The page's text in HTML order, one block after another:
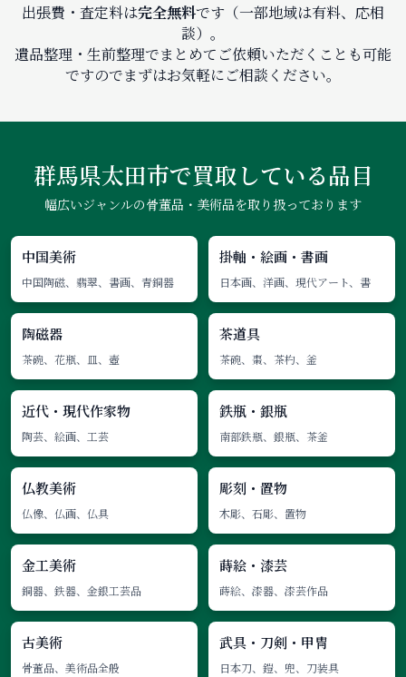
出張費・査定料は完全無料です（一部地域は有料、応相
談）。
遺品整理・生前整理でまとめてご依頼いただくことも可能
ですのでまずはお気軽にご相談ください。
群馬県太田市で買取している品目
幅広いジャンルの骨董品・美術品を取り扱っております
中国美術
中国陶磁、翡翠、書画、青銅器
掛軸・絵画・書画
日本画、洋画、現代アート、書
陶磁器
茶碗、花瓶、皿、壺
茶道具
茶碗、棗、茶杓、釜
近代・現代作家物
陶芸、絵画、工芸
鉄瓶・銀瓶
南部鉄瓶、銀瓶、茶釜
仏教美術
仏像、仏画、仏具
彫刻・置物
木彫、石彫、置物
金工美術
銅器、鉄器、金銀工芸品
蒔絵・漆芸
蒔絵、漆器、漆芸作品
古美術
骨董品、美術品全般
武具・刀剣・甲冑
日本刀、鎧、兜、刀装具